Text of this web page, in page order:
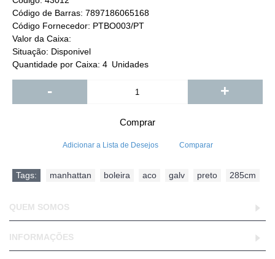
Código de Barras: 7897186065168
Código Fornecedor: PTBO003/PT
Valor da Caixa:
Situação: Disponivel
Quantidade por Caixa: 4 Unidades
- +
Comprar
Adicionar a Lista de Desejos Comparar
Tags: manhattan boleira aco galv preto 285cm
QUEM SOMOS
INFORMAÇÕES